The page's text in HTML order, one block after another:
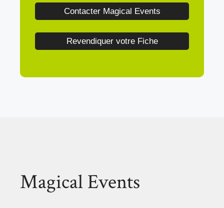
Contacter Magical Events
Revendiquer votre Fiche
Magical Events